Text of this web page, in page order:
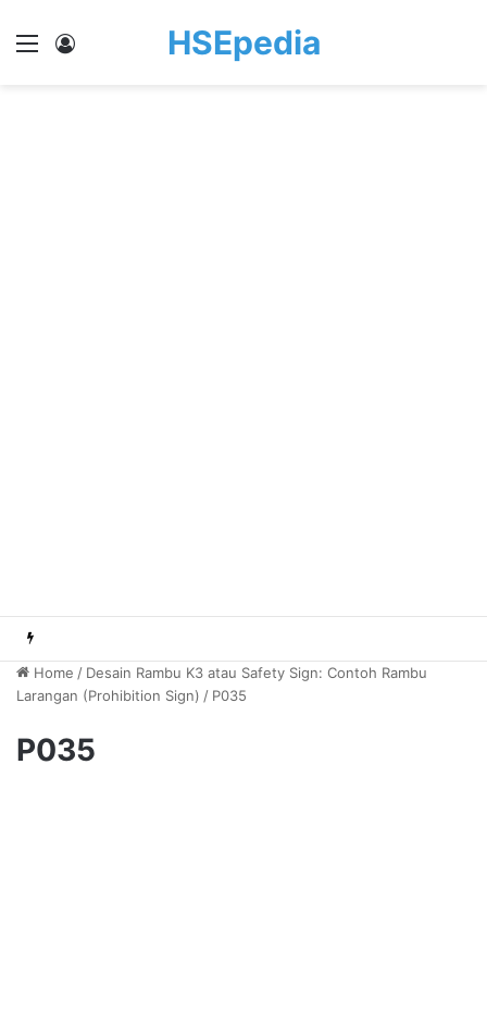
Menu HSEpedia
Home / Desain Rambu K3 atau Safety Sign: Contoh Rambu
Larangan (Prohibition Sign) / P035
P035